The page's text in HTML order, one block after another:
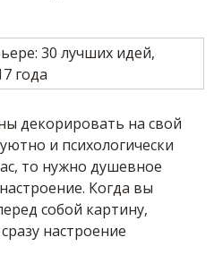
декорировать на свой
и психологически
то нужно душевное
Когда вы
собой картину,
настроение